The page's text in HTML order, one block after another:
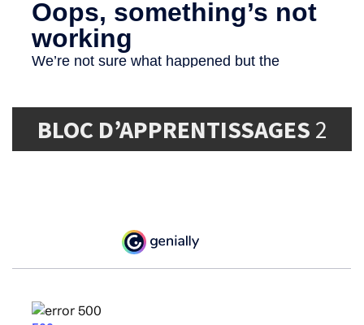
BLOC D’APPRENTISSAGES 2